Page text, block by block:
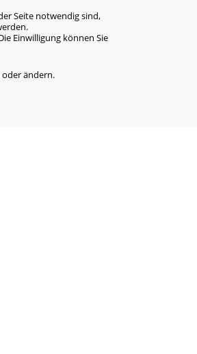
Seite notwendig sind,
Einwilligung können Sie
ändern.